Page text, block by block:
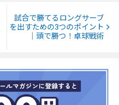
試合で勝てるロングサーブ
を出すための3つのポイント
｜頭で勝つ！卓球戦術